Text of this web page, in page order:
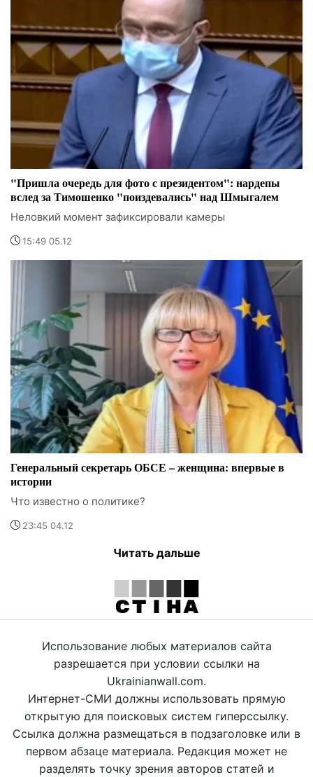
"Пришла очередь для фото с президентом": нардепы
вслед за Тимошенко "поиздевались" над Шмыгалем
Неловкий момент зафиксировали камеры
15:49 05.12
Генеральный секретарь ОБСЕ – женщина: впервые в
истории
Что известно о политике?
23:45 04.12
Читать дальше
Использование любых материалов сайта
разрешается при условии ссылки на
Ukrainianwall.com.
Интернет-СМИ должны использовать прямую
открытую для поисковых систем гиперссылку.
Ссылка должна размещаться в подзаголовке или в
первом абзаце материала. Редакция может не
разделять точку зрения авторов статей и